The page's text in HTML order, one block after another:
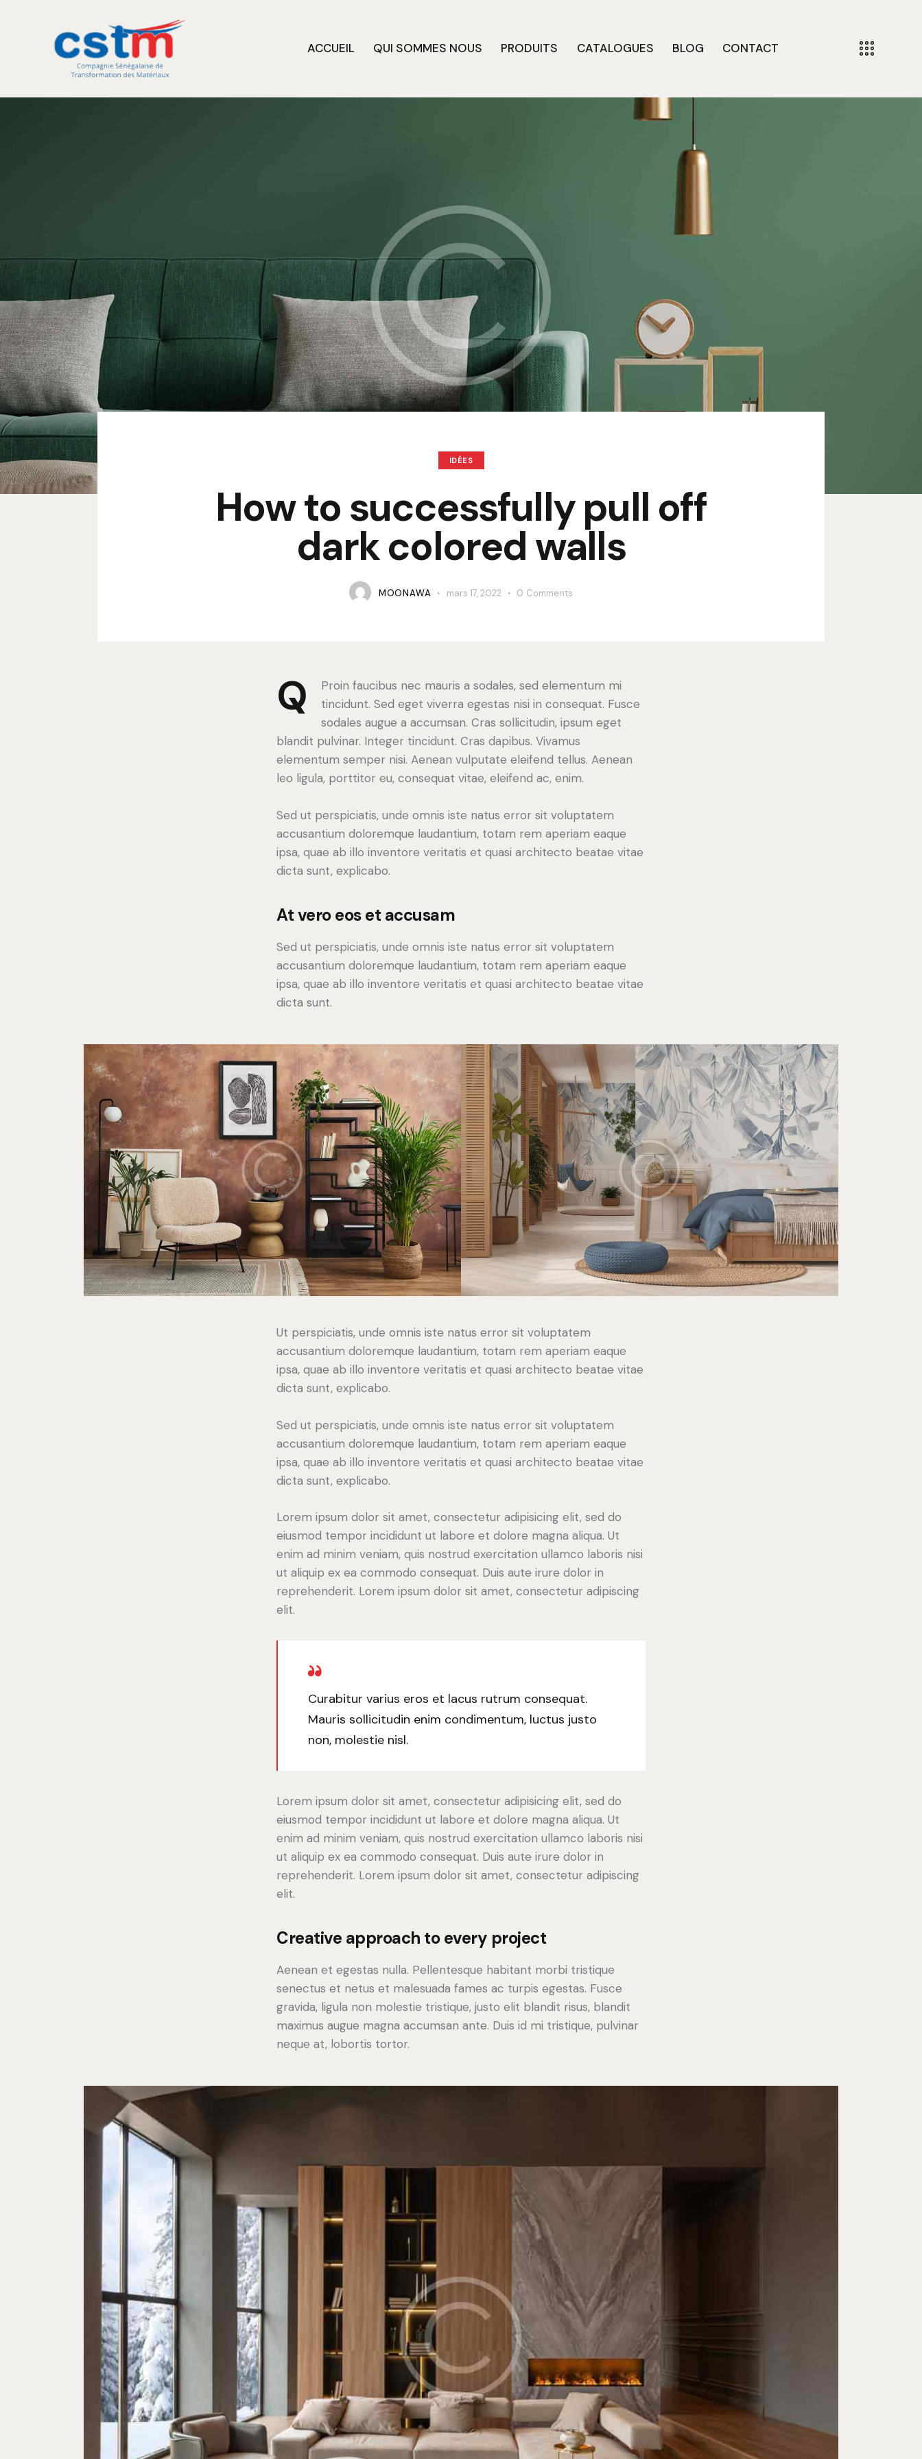
ACCUEIL QUI SOMMES NOUS PRODUITS CATALOGUES BLOG CONTACT
IDÉES
How to successfully pull off
dark colored walls
MOONAWA mars 17, 2022 0 Comments
Q
Proin faucibus nec mauris a sodales, sed elementum mi
tincidunt. Sed eget viverra egestas nisi in consequat. Fusce
sodales augue a accumsan. Cras sollicitudin, ipsum eget
blandit pulvinar. Integer tincidunt. Cras dapibus. Vivamus
elementum semper nisi. Aenean vulputate eleifend tellus. Aenean
leo ligula, porttitor eu, consequat vitae, eleifend ac, enim.
Sed ut perspiciatis, unde omnis iste natus error sit voluptatem
accusantium doloremque laudantium, totam rem aperiam eaque
ipsa, quae ab illo inventore veritatis et quasi architecto beatae vitae
dicta sunt, explicabo.
At vero eos et accusam
Sed ut perspiciatis, unde omnis iste natus error sit voluptatem
accusantium doloremque laudantium, totam rem aperiam eaque
ipsa, quae ab illo inventore veritatis et quasi architecto beatae vitae
dicta sunt.
Ut perspiciatis, unde omnis iste natus error sit voluptatem
accusantium doloremque laudantium, totam rem aperiam eaque
ipsa, quae ab illo inventore veritatis et quasi architecto beatae vitae
dicta sunt, explicabo.
Sed ut perspiciatis, unde omnis iste natus error sit voluptatem
accusantium doloremque laudantium, totam rem aperiam eaque
ipsa, quae ab illo inventore veritatis et quasi architecto beatae vitae
dicta sunt, explicabo.
Lorem ipsum dolor sit amet, consectetur adipisicing elit, sed do
eiusmod tempor incididunt ut labore et dolore magna aliqua. Ut
enim ad minim veniam, quis nostrud exercitation ullamco laboris nisi
ut aliquip ex ea commodo consequat. Duis aute irure dolor in
reprehenderit. Lorem ipsum dolor sit amet, consectetur adipiscing
elit.
Curabitur varius eros et lacus rutrum consequat.
Mauris sollicitudin enim condimentum, luctus justo
non, molestie nisl.
Lorem ipsum dolor sit amet, consectetur adipisicing elit, sed do
eiusmod tempor incididunt ut labore et dolore magna aliqua. Ut
enim ad minim veniam, quis nostrud exercitation ullamco laboris nisi
ut aliquip ex ea commodo consequat. Duis aute irure dolor in
reprehenderit. Lorem ipsum dolor sit amet, consectetur adipiscing
elit.
Creative approach to every project
Aenean et egestas nulla. Pellentesque habitant morbi tristique
senectus et netus et malesuada fames ac turpis egestas. Fusce
gravida, ligula non molestie tristique, justo elit blandit risus, blandit
maximus augue magna accumsan ante. Duis id mi tristique, pulvinar
neque at, lobortis tortor.